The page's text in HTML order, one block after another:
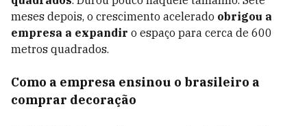
meses depois, o crescimento acelerado obrigou a
empresa a expandir o espaço para cerca de 600
metros quadrados.
Como a empresa ensinou o brasileiro a
comprar decoração